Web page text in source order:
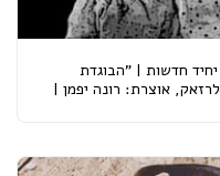
חדשות | "הבוגדת
אוצרת: רונה יפמן |